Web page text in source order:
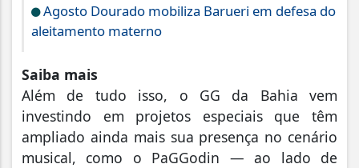
Agosto Dourado mobiliza Barueri em defesa do
aleitamento materno
Saiba mais
Além de tudo isso, o GG da Bahia vem
investindo em projetos especiais que têm
ampliado ainda mais sua presença no cenário
musical, como o PaGGodin — ao lado de